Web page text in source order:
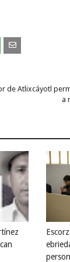
de Atlixcáyotl
a